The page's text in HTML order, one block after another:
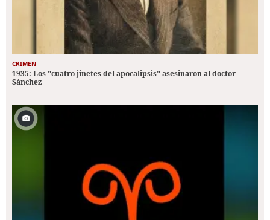
CRIMEN
1935: Los "cuatro jinetes del apocalipsis" asesinaron al doctor
Sánchez